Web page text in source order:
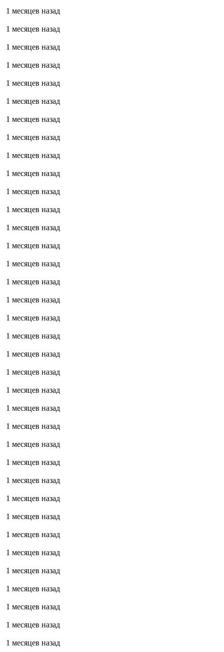
1 месяцев назад
1 месяцев назад
1 месяцев назад
1 месяцев назад
1 месяцев назад
1 месяцев назад
1 месяцев назад
1 месяцев назад
1 месяцев назад
1 месяцев назад
1 месяцев назад
1 месяцев назад
1 месяцев назад
1 месяцев назад
1 месяцев назад
1 месяцев назад
1 месяцев назад
1 месяцев назад
1 месяцев назад
1 месяцев назад
1 месяцев назад
1 месяцев назад
1 месяцев назад
1 месяцев назад
1 месяцев назад
1 месяцев назад
1 месяцев назад
1 месяцев назад
1 месяцев назад
1 месяцев назад
1 месяцев назад
1 месяцев назад
1 месяцев назад
1 месяцев назад
1 месяцев назад
1 месяцев назад